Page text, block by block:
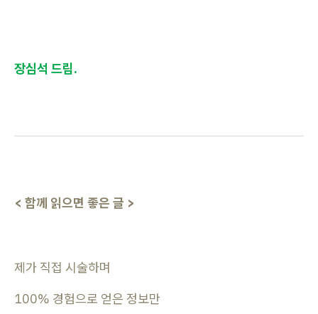
장심석 드림.
< 함께 읽으면 좋은 글 >
제가 직접 시술하며
100% 경험으로 얻은 정보만